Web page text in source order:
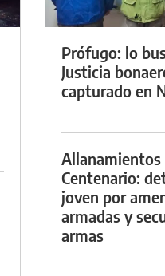
Prófugo: lo
Justicia
capturado en
Allanamientos
Centenario:
joven por
armadas y
armas